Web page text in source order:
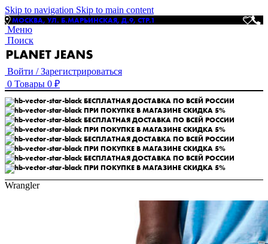
Skip to navigation Skip to main content
МОСКВА, УЛ. Б.МАРЬИНСКАЯ, Д.9, СТР.1
Меню
Поиск
Войти / Зарегистрироваться
0 Товары 0 ₽
БЕСПЛАТНАЯ ДОСТАВКА ПО ВСЕЙ РОССИИ
ПРИ ПОКУПКЕ В МАГАЗИНЕ СКИДКА 5%
БЕСПЛАТНАЯ ДОСТАВКА ПО ВСЕЙ РОССИИ
ПРИ ПОКУПКЕ В МАГАЗИНЕ СКИДКА 5%
БЕСПЛАТНАЯ ДОСТАВКА ПО ВСЕЙ РОССИИ
ПРИ ПОКУПКЕ В МАГАЗИНЕ СКИДКА 5%
БЕСПЛАТНАЯ ДОСТАВКА ПО ВСЕЙ РОССИИ
ПРИ ПОКУПКЕ В МАГАЗИНЕ СКИДКА 5%
Wrangler